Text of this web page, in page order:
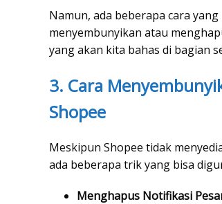
Namun, ada beberapa cara
menyembunyikan atau
yang akan kita bahas di bagian
3. Cara
Shopee
Meskipun Shopee tidak
ada beberapa trik yang bisa
Menghapus Notifikasi